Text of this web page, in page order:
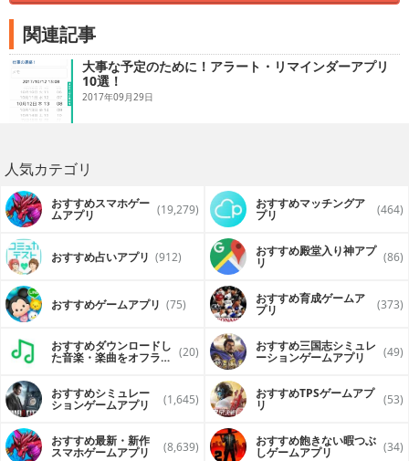
* to-doの開始日時と締め切りを設定できます。
* 猫の移動距離で締め切りまでの残り時間がわかります。
* 選べる猫は3種類、背景も3種類から選べます。用途に応じ
て使い分けましょう。
* 毎日一定時間になると、to-doを確認するように猫がエサを
おねだりします。
ゲットしよう。
関連記事
大事な予定のために！アラート・リマインダーアプリ
10選！
2017年09月29日
人気カテゴリ
おすすめスマホゲー
ムアプリ (19,279) おすすめマッチングア
プリ (464)
おすすめ占いアプリ (912) おすすめ殿堂入り神アプ
リ (86)
おすすめゲームアプリ (75) おすすめ育成ゲームア
プリ (373)
おすすめダウンロードし
た音楽・楽曲をオフライ (20) おすすめ三国志シミュレ
ーションゲームアプリ (49)
おすすめシミュレー
ションゲームアプリ (1,645) おすすめTPSゲームアプ
リ (53)
おすすめ最新・新作
スマホゲームアプリ (8,639) おすすめ飽きない暇つぶ
しゲームアプリ (34)